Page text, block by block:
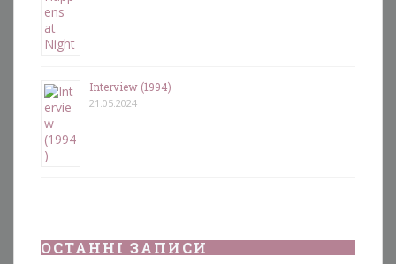
Interview (1994)
21.05.2024
ОСТАННІ ЗАПИСИ